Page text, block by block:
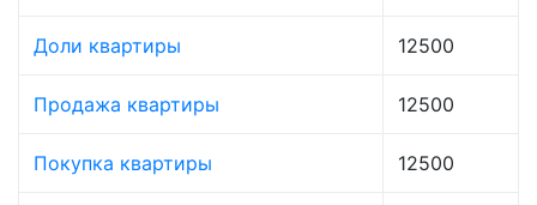
Доли квартиры 12500
Продажа квартиры 12500
Покупка квартиры 12500